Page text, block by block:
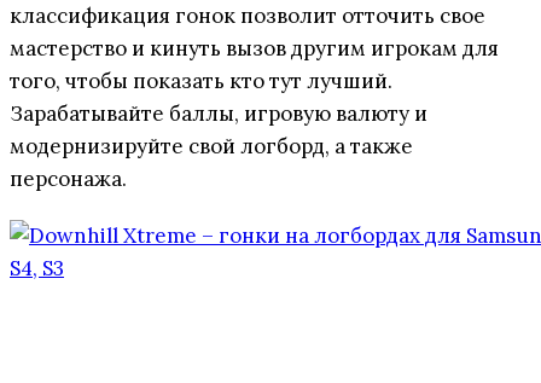
классификация гонок позволит отточить свое
мастерство и кинуть вызов другим игрокам для
того, чтобы показать кто тут лучший.
Зарабатывайте баллы, игровую валюту и
модернизируйте свой логборд, а также
персонажа.